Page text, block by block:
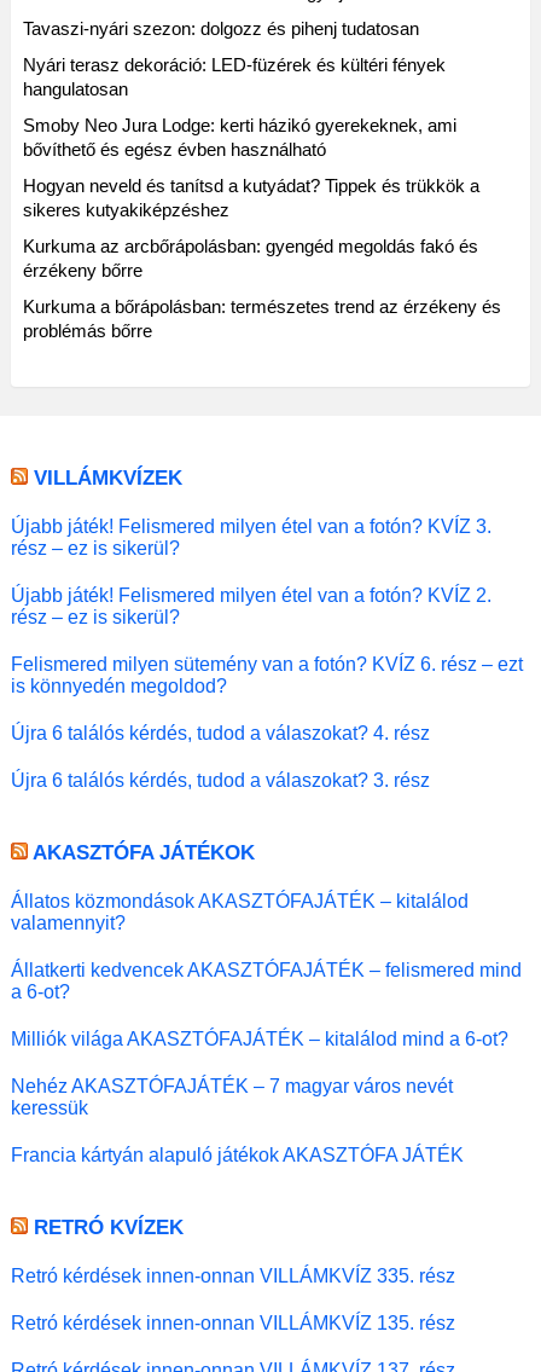
Tavaszi-nyári szezon: dolgozz és pihenj tudatosan
Nyári terasz dekoráció: LED-füzérek és kültéri fények
hangulatosan
Smoby Neo Jura Lodge: kerti házikó gyerekeknek, ami
bővíthető és egész évben használható
Hogyan neveld és tanítsd a kutyádat? Tippek és trükkök a
sikeres kutyakiképzéshez
Kurkuma az arcbőrápolásban: gyengéd megoldás fakó és
érzékeny bőrre
Kurkuma a bőrápolásban: természetes trend az érzékeny és
problémás bőrre
VILLÁMKVÍZEK
Újabb játék! Felismered milyen étel van a fotón? KVÍZ 3.
rész – ez is sikerül?
Újabb játék! Felismered milyen étel van a fotón? KVÍZ 2.
rész – ez is sikerül?
Felismered milyen sütemény van a fotón? KVÍZ 6. rész – ezt
is könnyedén megoldod?
Újra 6 találós kérdés, tudod a válaszokat? 4. rész
Újra 6 találós kérdés, tudod a válaszokat? 3. rész
AKASZTÓFA JÁTÉKOK
Állatos közmondások AKASZTÓFAJÁTÉK – kitalálod
valamennyit?
Állatkerti kedvencek AKASZTÓFAJÁTÉK – felismered mind
a 6-ot?
Milliók világa AKASZTÓFAJÁTÉK – kitalálod mind a 6-ot?
Nehéz AKASZTÓFAJÁTÉK – 7 magyar város nevét
keressük
Francia kártyán alapuló játékok AKASZTÓFA JÁTÉK
RETRÓ KVÍZEK
Retró kérdések innen-onnan VILLÁMKVÍZ 335. rész
Retró kérdések innen-onnan VILLÁMKVÍZ 135. rész